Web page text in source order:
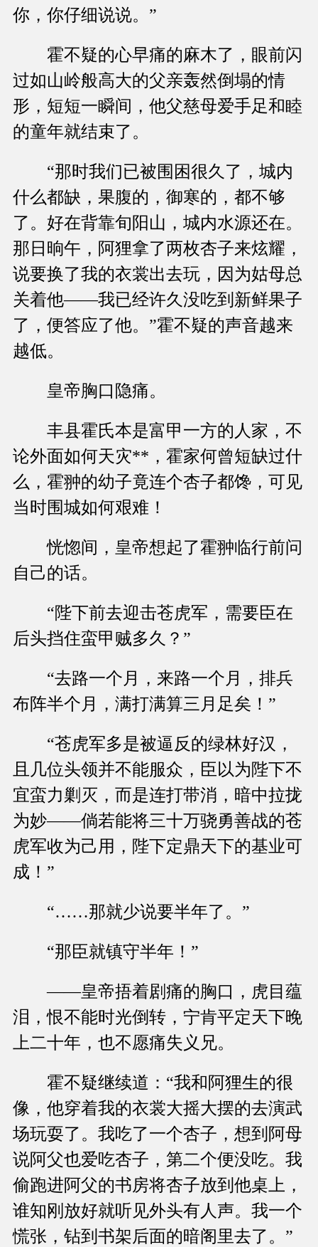
你，你仔细说说。”
霍不疑的心早痛的麻木了，眼前闪
过如山岭般高大的父亲轰然倒塌的情
形，短短一瞬间，他父慈母爱手足和睦
的童年就结束了。
“那时我们已被围困很久了，城内
什么都缺，果腹的，御寒的，都不够
了。好在背靠旬阳山，城内水源还在。
那日晌午，阿狸拿了两枚杏子来炫耀，
说要换了我的衣裳出去玩，因为姑母总
关着他——我已经许久没吃到新鲜果子
了，便答应了他。”霍不疑的声音越来
越低。
皇帝胸口隐痛。
丰县霍氏本是富甲一方的人家，不
论外面如何天灾**，霍家何曾短缺过什
么，霍翀的幼子竟连个杏子都馋，可见
当时围城如何艰难！
恍惚间，皇帝想起了霍翀临行前问
自己的话。
“陛下前去迎击苍虎军，需要臣在
后头挡住蛮甲贼多久？”
“去路一个月，来路一个月，排兵
布阵半个月，满打满算三月足矣！”
“苍虎军多是被逼反的绿林好汉，
且几位头领并不能服众，臣以为陛下不
宜蛮力剿灭，而是连打带消，暗中拉拢
为妙——倘若能将三十万骁勇善战的苍
虎军收为己用，陛下定鼎天下的基业可
成！”
“……那就少说要半年了。”
“那臣就镇守半年！”
——皇帝捂着剧痛的胸口，虎目蕴
泪，恨不能时光倒转，宁肯平定天下晚
上二十年，也不愿痛失义兄。
霍不疑继续道：“我和阿狸生的很
像，他穿着我的衣裳大摇大摆的去演武
场玩耍了。我吃了一个杏子，想到阿母
说阿父也爱吃杏子，第二个便没吃。我
偷跑进阿父的书房将杏子放到他桌上，
谁知刚放好就听见外头有人声。我一个
慌张，钻到书架后面的暗阁里去了。”